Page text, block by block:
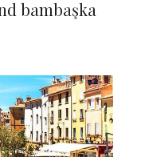
bambaşka